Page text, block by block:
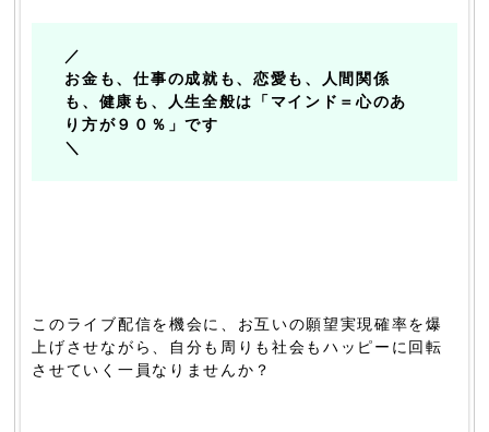
／
お金も、仕事の成就も、恋愛も、人間関係
も、健康も、人生全般は「マインド＝心のあ
り方が９０％」です
＼
このライブ配信を機会に、お互いの願望実現確率を爆
上げさせながら、自分も周りも社会もハッピーに回転
させていく一員なりませんか？